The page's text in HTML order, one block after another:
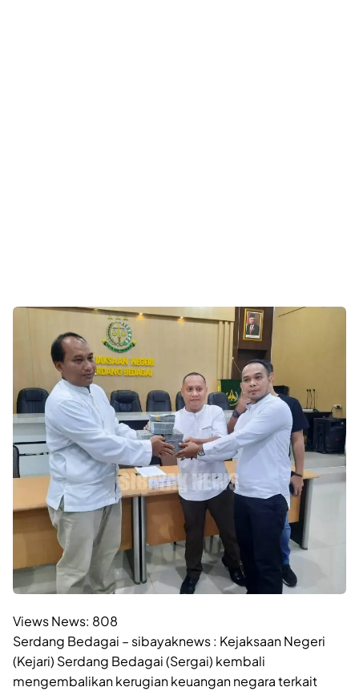
Views News: 808
Serdang Bedagai – sibayaknews : Kejaksaan Negeri
(Kejari) Serdang Bedagai (Sergai) kembali
mengembalikan kerugian keuangan negara terkait